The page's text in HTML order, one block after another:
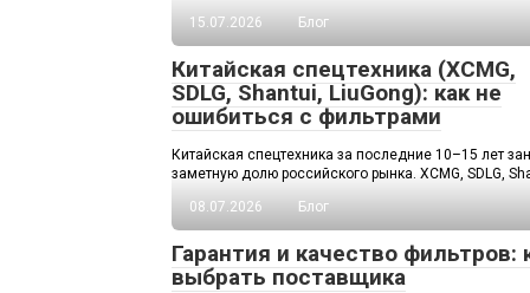
15.07.2026
Блог
Китайская спецтехника (XCMG,
SDLG, Shantui, LiuGong): как не
ошибиться с фильтрами
Китайская спецтехника за последние 10–15 лет
заметную долю российского рынка. XCMG, SDLG,
08.07.2026
Блог
Гарантия и качество фильтров:
выбрать поставщика